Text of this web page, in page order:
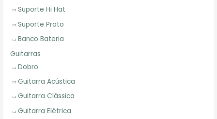
Suporte Hi Hat
Suporte Prato
Banco Bateria
Guitarras
Dobro
Guitarra Acústica
Guitarra Clássica
Guitarra Elétrica